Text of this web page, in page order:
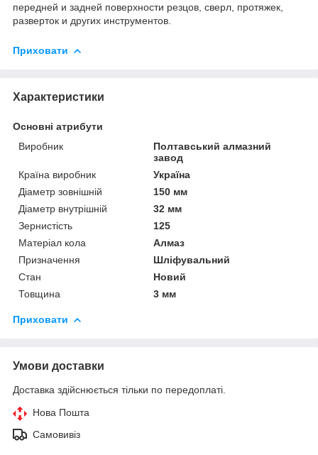
передней и задней поверхности резцов, сверл, протяжек,
разверток и других инструментов.
Приховати
Характеристики
Основні атрибути
Виробник
Полтавський алмазний
завод
Країна виробник
Україна
Діаметр зовнішній
150 мм
Діаметр внутрішній
32 мм
Зернистість
125
Матеріал кола
Алмаз
Призначення
Шліфувальний
Стан
Новий
Товщина
3 мм
Приховати
Умови доставки
Доставка здійснюється тільки по передоплаті.
Нова Пошта
Самовивіз